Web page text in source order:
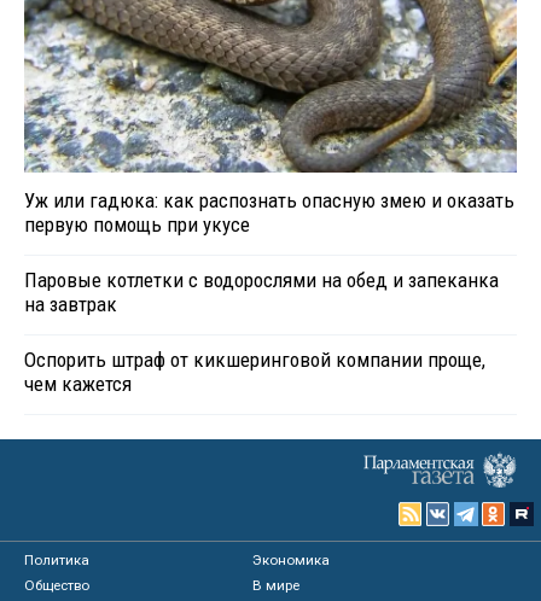
Уж или гадюка: как распознать опасную змею и оказать
первую помощь при укусе
Паровые котлетки с водорослями на обед и запеканка
на завтрак
Оспорить штраф от кикшеринговой компании проще,
чем кажется
Политика
Экономика
Общество
В мире